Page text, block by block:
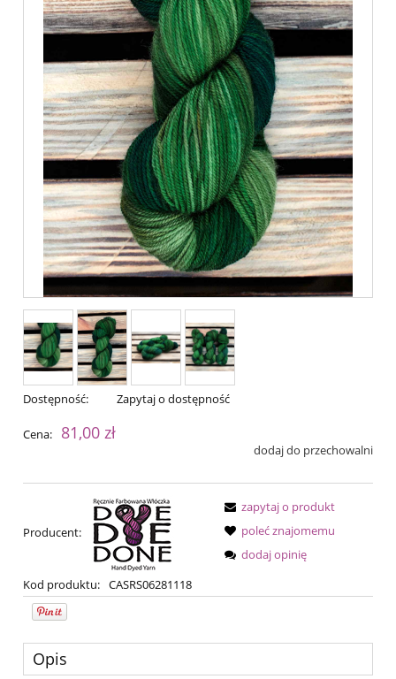
Dostępność: Zapytaj o dostępność
Cena: 81,00 zł
dodaj do przechowalni
Producent:
Kod produktu: CASRS06281118
zapytaj o produkt
poleć znajomemu
dodaj opinię
Opis